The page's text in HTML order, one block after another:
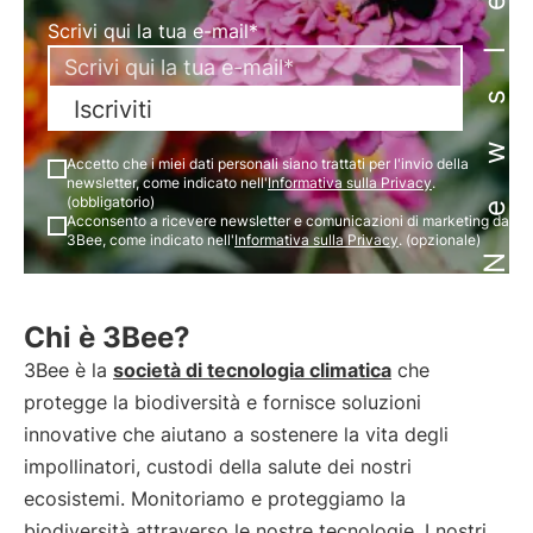
Scrivi qui la tua e-mail*
Iscriviti
Accetto che i miei dati personali siano trattati per l'invio della
newsletter, come indicato nell'Informativa sulla Privacy.
(obbligatorio)
Acconsento a ricevere newsletter e comunicazioni di marketing da
3Bee, come indicato nell'Informativa sulla Privacy. (opzionale)
Chi è 3Bee?
3Bee è la società di tecnologia climatica che
protegge la biodiversità e fornisce soluzioni
innovative che aiutano a sostenere la vita degli
impollinatori, custodi della salute dei nostri
ecosistemi. Monitoriamo e proteggiamo la